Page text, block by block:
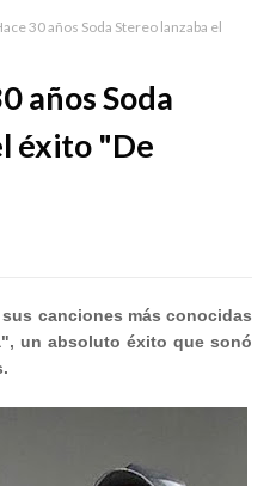
30 años Soda Stereo lanzaba el
años Soda
éxito "De
canciones más conocidas
un absoluto éxito que sonó